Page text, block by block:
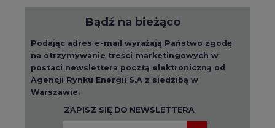
na otrzymywanie treści marketingowych w
postaci newslettera pocztą elektroniczną od
Agencji Rynku Energii S.A z siedzibą w
Warszawie.
ZAPISZ SIĘ DO NEWSLETTERA